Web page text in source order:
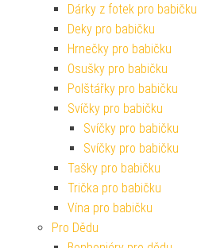
Dárky z fotek pro babičku
Deky pro babičku
Hrnečky pro babičku
Osušky pro babičku
Polštářky pro babičku
Svíčky pro babičku
Svíčky pro babičku
Svíčky pro babičku
Tašky pro babičku
Trička pro babičku
Vína pro babičku
Pro Dědu